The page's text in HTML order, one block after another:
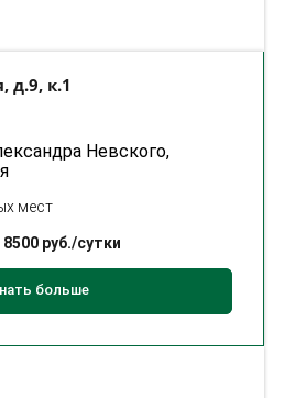
д.9, к.1
Невского,
мест
8500руб./сутки
больше